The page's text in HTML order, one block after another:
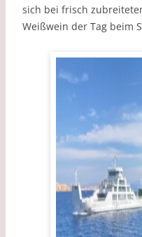
sich bei frisch
Weißwein der Tag beim